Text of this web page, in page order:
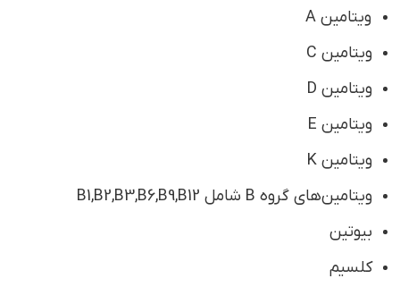
ویتامین A
ویتامین C
ویتامین D
ویتامین E
ویتامین K
ویتامین‌های گروه B شامل B1,B2,B3,B6,B9,B12
بیوتین
کلسیم